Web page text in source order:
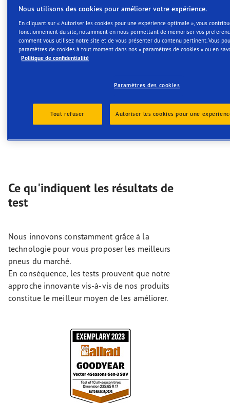
durée de vie
Technologie de PROTECTION DE JANTE
Cette technologie s'applique au rebord de
jante ; elle protège la jante et le pneu contre
particulièrement adaptée aux véhicules de
livraison qui effectuent des arrêts fréquents
Ce qu'indiquent les résultats de
test
Nous innovons constamment grâce à la
technologie pour vous proposer les meilleurs
pneus du marché.
En conséquence, les tests prouvent que notre
approche innovante vis-à-vis de nos produits
constitue le meilleur moyen de les améliorer.
Nous utilisons des cookies pour améliorer votre expérience.
En cliquant sur « Autoriser les cookies pour une expérience optimale », vous
fonctionnement du site, notamment en nous permettant de mémoriser vos
comment vous utilisez notre site et de vous présenter du contenu pertinent. Vous
paramètres de cookies à tout moment dans nos « paramètres de cookies » ou en
Politique de confidentialité
Paramètres des cookies
Tout refuser Autoriser les cookies pour une